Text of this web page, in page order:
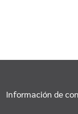
Información de